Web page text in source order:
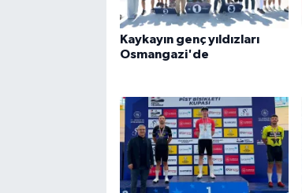
Kaykayın genç yıldızları
Osmangazi'de